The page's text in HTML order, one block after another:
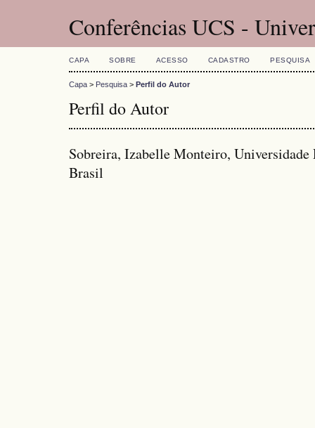
Conferências UCS -
CAPA SOBRE ACESSO CADASTRO PESQUISA
Capa > Pesquisa > Perfil do Autor
Perfil do Autor
Sobreira, Izabelle Monteiro,
Brasil